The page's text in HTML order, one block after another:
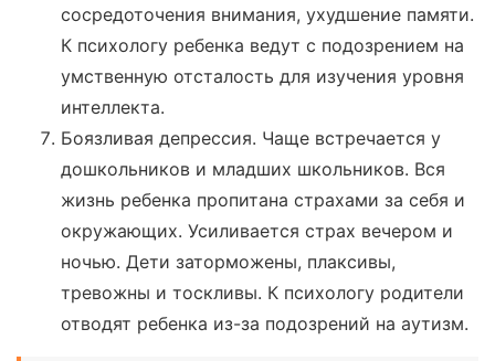
сосредоточения внимания, ухудшение памяти.
К психологу ребенка ведут с подозрением на
умственную отсталость для изучения уровня
интеллекта.
Боязливая депрессия. Чаще встречается у
дошкольников и младших школьников. Вся
жизнь ребенка пропитана страхами за себя и
окружающих. Усиливается страх вечером и
ночью. Дети заторможены, плаксивы,
тревожны и тоскливы. К психологу родители
отводят ребенка из-за подозрений на аутизм.